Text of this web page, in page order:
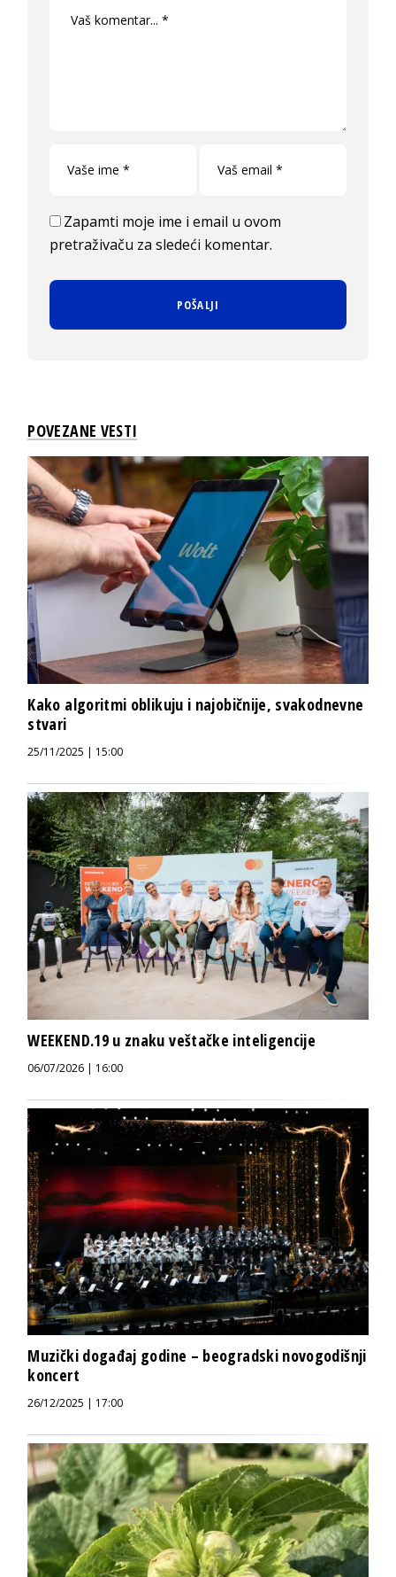
Zapamti moje ime i email u ovom
pretraživaču za sledeći komentar.
POVEZANE VESTI
Kako algoritmi oblikuju i najobičnije, svakodnevne
stvari
25/11/2025 | 15:00
WEEKEND.19 u znaku veštačke inteligencije
06/07/2026 | 16:00
Muzički događaj godine – beogradski novogodišnji
koncert
26/12/2025 | 17:00